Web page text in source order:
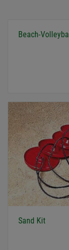
Beach-
Sand Kit